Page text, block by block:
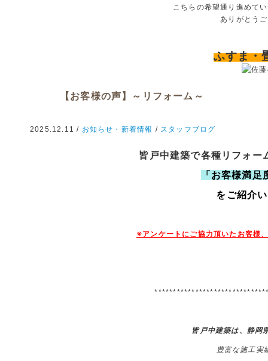
こちらの希望通り進めて
ありがとう
ふすま・
【お客様の声】～リフォーム～
2025.12.11 / お知らせ・新着情報 / スタッフブログ
皆戸中建築で各種リフォー
「お客様満
をご紹介
※アンケートにご協力頂いたお客様
皆戸中建築は、静岡
豊富な施工実